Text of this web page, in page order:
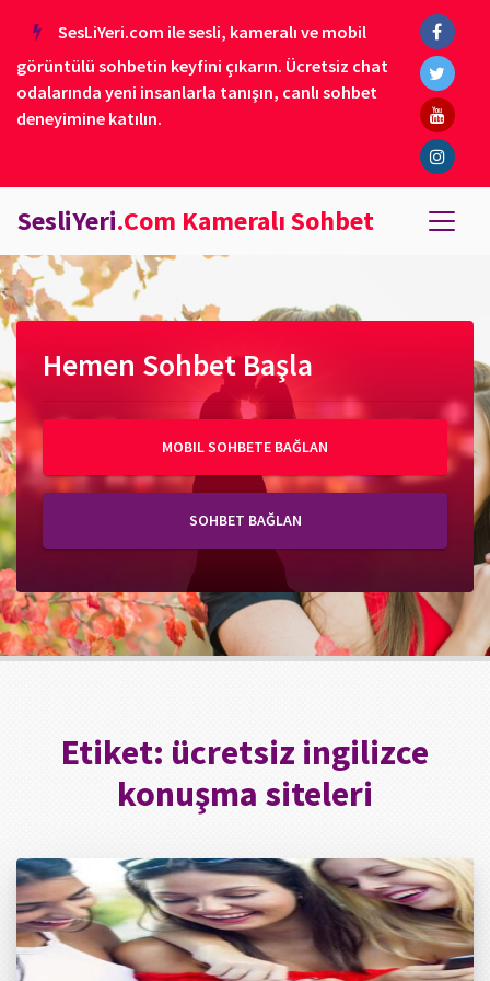
SesLiYeri.com ile sesli, kameralı ve mobil
görüntülü sohbetin keyfini çıkarın. Ücretsiz chat
odalarında yeni insanlarla tanışın, canlı sohbet
deneyimine katılın.
SesliYeri.Com Kameralı Sohbet
Hemen Sohbet Başla
MOBIL SOHBETE BAĞLAN
SOHBET BAĞLAN
Etiket: ücretsiz ingilizce
konuşma siteleri